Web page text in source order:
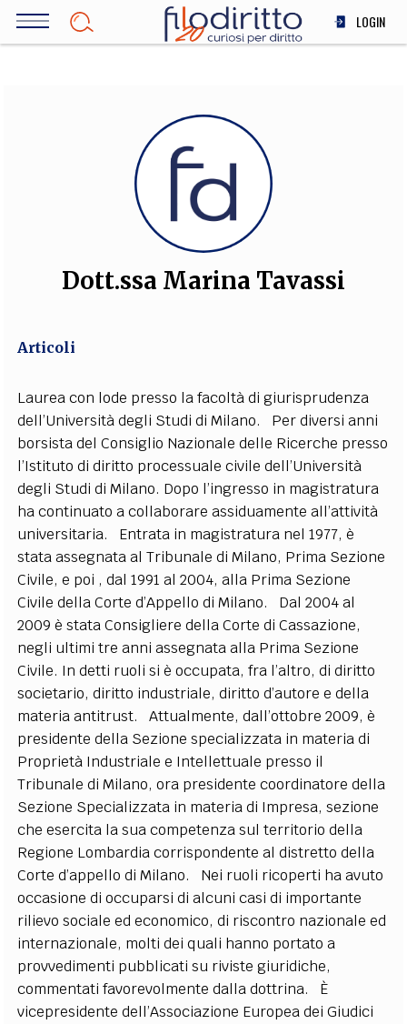
Salta
LOGIN
SOCIETÀ
MEDICINA
SCIENZA
STORIA E FILOSOFIA
INNOVAZIONE
ALTRO
FILODIRITTO
EXTRA
CODICI RUBRICHE LIBRI PROCEEDINGS PUBBLICITÀ CONTATTI
SOCIAL MEDIA
Dott.ssa Marina Tavassi
Articoli
Laurea con lode presso la facoltà di giurisprudenza
dell’Università degli Studi di Milano. Per diversi anni
borsista del Consiglio Nazionale delle Ricerche presso
l’Istituto di diritto processuale civile dell’Università
degli Studi di Milano. Dopo l’ingresso in magistratura
ha continuato a collaborare assiduamente all’attività
universitaria. Entrata in magistratura nel 1977, è
stata assegnata al Tribunale di Milano, Prima Sezione
Civile, e poi , dal 1991 al 2004, alla Prima Sezione
Civile della Corte d’Appello di Milano. Dal 2004 al
2009 è stata Consigliere della Corte di Cassazione,
negli ultimi tre anni assegnata alla Prima Sezione
Civile. In detti ruoli si è occupata, fra l’altro, di diritto
societario, diritto industriale, diritto d’autore e della
materia antitrust. Attualmente, dall’ottobre 2009, è
presidente della Sezione specializzata in materia di
Proprietà Industriale e Intellettuale presso il
Tribunale di Milano, ora presidente coordinatore della
Sezione Specializzata in materia di Impresa, sezione
che esercita la sua competenza sul territorio della
Regione Lombardia corrispondente al distretto della
Corte d’appello di Milano. Nei ruoli ricoperti ha avuto
occasione di occuparsi di alcuni casi di importante
rilievo sociale ed economico, di riscontro nazionale ed
internazionale, molti dei quali hanno portato a
provvedimenti pubblicati su riviste giuridiche,
commentati favorevolmente dalla dottrina. È
vicepresidente dell’Associazione Europea dei Giudici